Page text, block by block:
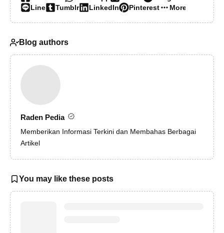
Line
Tumblr LinkedIn Pinterest More…
Blog authors
Raden Pedia
Memberikan Informasi Terkini dan Membahas Berbagai
Artikel
You may like these posts